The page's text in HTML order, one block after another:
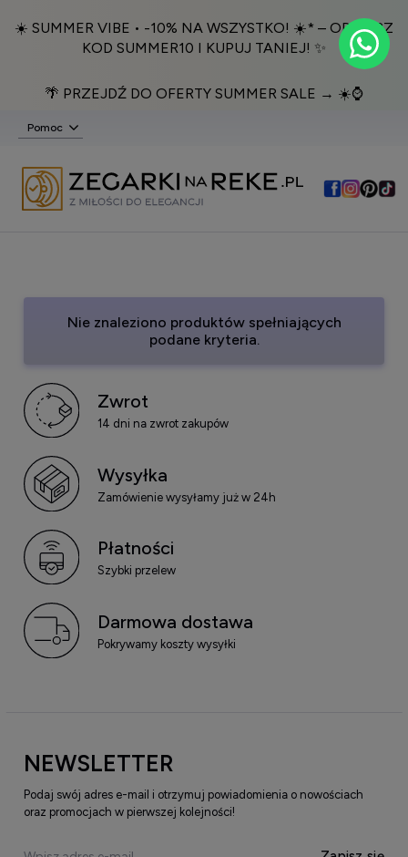
☀️ SUMMER VIBE • -10% NA WSZYSTKO! ☀️* – ODBIERZ
KOD SUMMER10 I KUPUJ TANIEJ! ✨
🌴 PRZEJDŹ DO OFERTY SUMMER SALE → ☀️⌚️
Pomoc
Nie znaleziono produktów spełniających
podane kryteria.
Zwrot
14 dni na zwrot zakupów
Wysyłka
Zamówienie wysyłamy już w 24h
Płatności
Szybki przelew
Darmowa dostawa
Pokrywamy koszty wysyłki
NEWSLETTER
Podaj swój adres e-mail i otrzymuj powiadomienia o nowościach
oraz promocjach w pierwszej kolejności!